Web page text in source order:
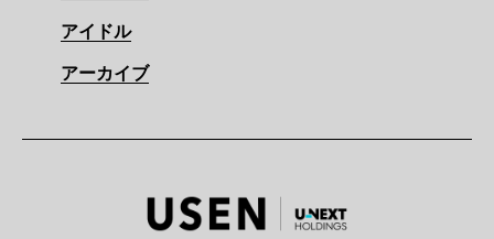
アイドル
アーカイブ